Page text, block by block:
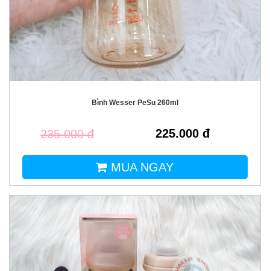
Bình Wesser PeSu 260ml
235.000 đ 225.000 đ
MUA NGAY